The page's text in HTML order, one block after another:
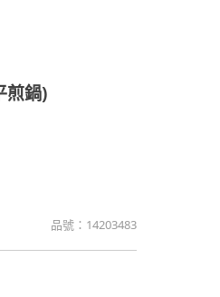
煎鍋)
品號： 14203483